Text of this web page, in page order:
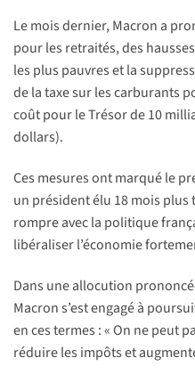
Le mois dernier, Macron a
pour les retraités, des
les plus pauvres et la
de la taxe sur les carburants
coût pour le Trésor de 10
dollars).
Ces mesures ont marqué le
un président élu 18 mois
rompre avec la politique
libéraliser l’économie
Dans une allocution
Macron s’est engagé à
en ces termes : « On ne peut
réduire les impôts et